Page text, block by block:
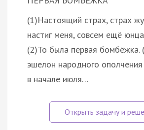
(1)Настоящий страх, страх
настиг меня, совсем ещё
(2)То была первая
эшелон народного ополчения
в начале июля…